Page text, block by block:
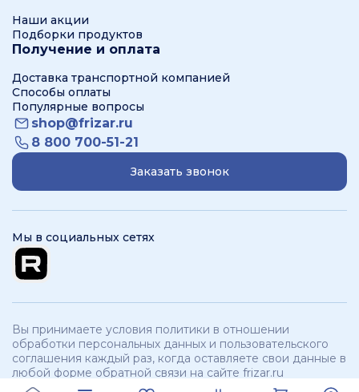
Наши акции
Подборки продуктов
Получение и оплата
Доставка транспортной компанией
Способы оплаты
Популярные вопросы
shop@frizar.ru
8 800 700-51-21
Заказать звонок
Мы в социальных сетях
Вы принимаете условия политики в отношении
обработки персональных данных и пользовательского
соглашения каждый раз, когда оставляете свои данные в
любой форме обратной связи на сайте frizar.ru
ООО «Фризар». ИНН 3250534321 КПП 325701001 © 2012 -